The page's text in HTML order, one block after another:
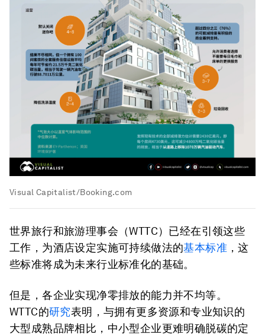
Visual Capitalist/Booking.com
世界旅行和旅游理事会（WTTC）已经在引领这些
工作，为酒店设定实施可持续做法的基本标准 ，这
些标准将成为未来行业标准化的基础。
但是，各企业实现净零排放的能力并不均等。
WTTC的研究表明，与拥有更多资源和专业知识的
大型成熟品牌相比，中小型企业更难明确脱碳的定